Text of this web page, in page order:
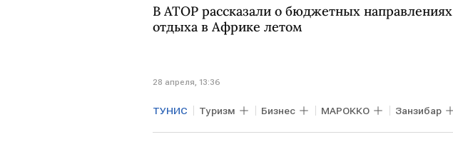
В АТОР рассказали о бюджетных направлениях
отдыха в Африке летом
28 апреля, 13:36
ТУНИС Туризм Бизнес МАРОККО Занзибар